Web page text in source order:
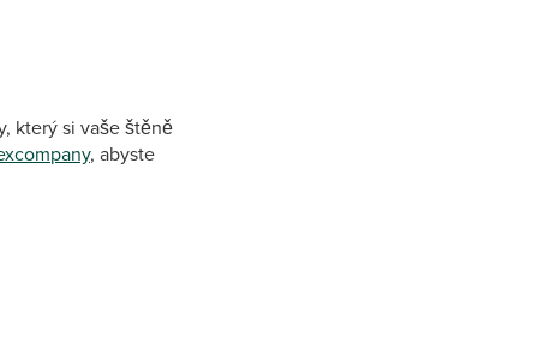
který si vaše štěně
, abyste